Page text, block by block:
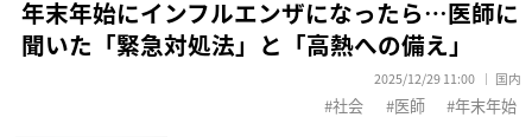
年末年始にインフルエンザになったら…医師に
聞いた「緊急対処法」と「高熱への備え」
2025/12/29 11:00 国内
社会 医師 年末年始